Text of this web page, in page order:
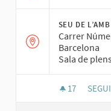
SEU DE L’AMB
Carrer
Barcelona
Sala de
17 17